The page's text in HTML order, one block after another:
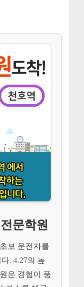
문학원
보 운전자를
. 4.27의 높
은 경험이 풍